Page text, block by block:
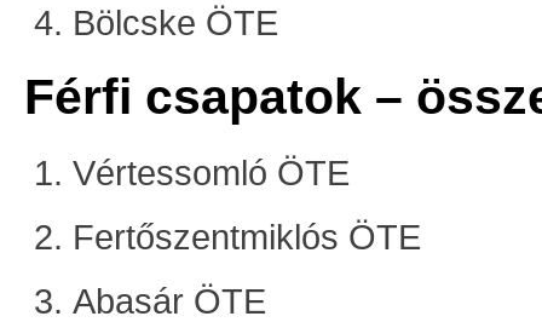
Bölcske ÖTE
Férfi csapatok –
Vértessomló ÖTE
Fertőszentmiklós ÖTE
Abasár ÖTE